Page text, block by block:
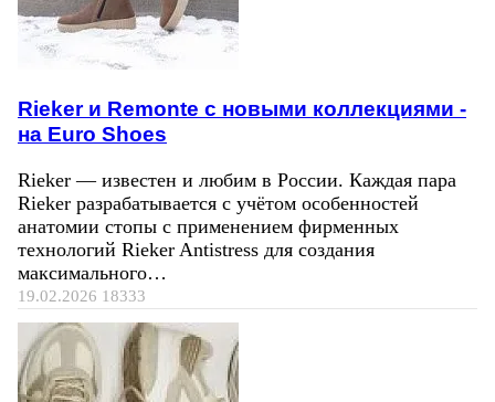
Rieker и Remonte с новыми коллекциями -
на Euro Shoes
Rieker — известен и любим в России. Каждая пара
Rieker разрабатывается с учётом особенностей
анатомии стопы с применением фирменных
технологий Rieker Antistress для создания
максимального…
19.02.2026 18333